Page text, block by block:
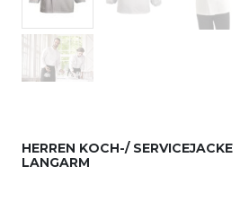
HERREN KOCH-/ SERVICEJACKE
LANGARM